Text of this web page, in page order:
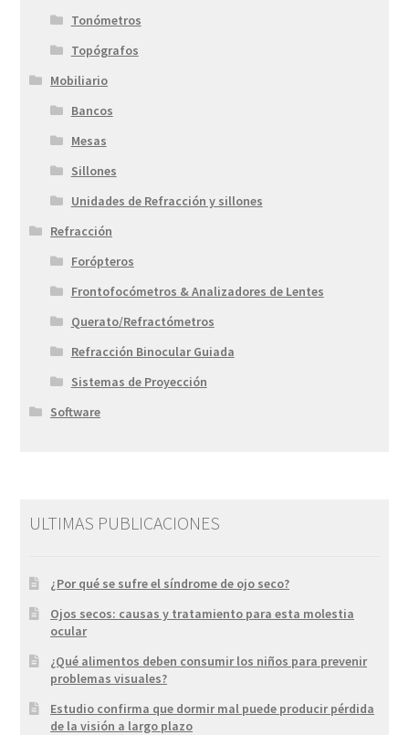
Tonómetros
Topógrafos
Mobiliario
Bancos
Mesas
Sillones
Unidades de Refracción y sillones
Refracción
Forópteros
Frontofocómetros & Analizadores de Lentes
Querato/Refractómetros
Refracción Binocular Guiada
Sistemas de Proyección
Software
ULTIMAS PUBLICACIONES
¿Por qué se sufre el síndrome de ojo seco?
Ojos secos: causas y tratamiento para esta molestia
ocular
¿Qué alimentos deben consumir los niños para prevenir
problemas visuales?
Estudio confirma que dormir mal puede producir pérdida
de la visión a largo plazo